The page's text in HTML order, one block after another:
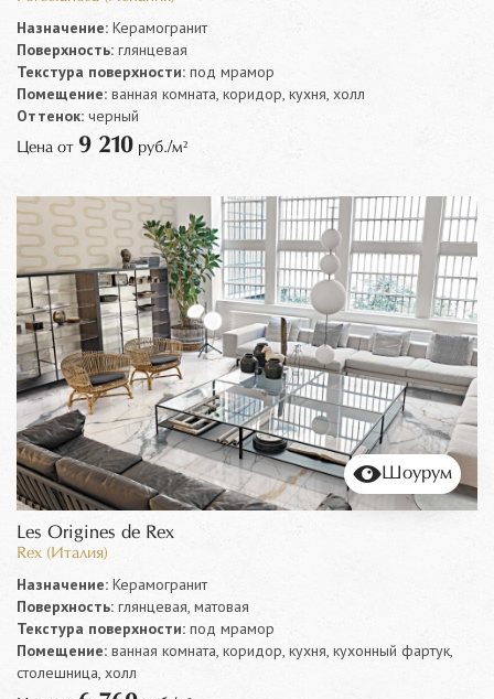
Назначение: Керамогранит
Поверхность: глянцевая
Текстура поверхности: под мрамор
Помещение: ванная комната, коридор, кухня, холл
Оттенок: черный
Цена от 9 210 руб./м²
Шоурум
Les Origines de Rex
Rex (Италия)
Назначение: Керамогранит
Поверхность: глянцевая, матовая
Текстура поверхности: под мрамор
Помещение: ванная комната, коридор, кухня, кухонный фартук,
столешница, холл